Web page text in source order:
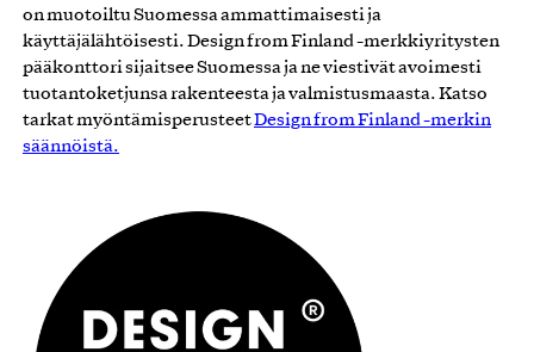
on muotoiltu Suomessa ammattimaisesti ja
käyttäjälähtöisesti. Design from Finland -merkkiyritysten
pääkonttori sijaitsee Suomessa ja ne viestivät avoimesti
tuotantoketjunsa rakenteesta ja valmistusmaasta. Katso
tarkat myöntämisperusteetDesign from Finland -merkin
säännöistä.